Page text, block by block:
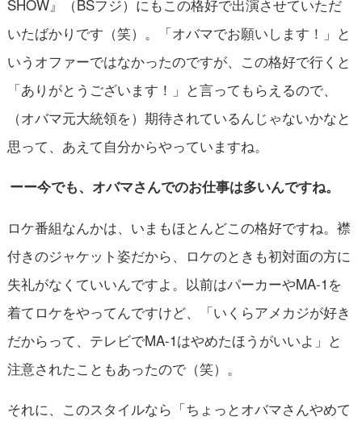
SHOW』（BSフジ）にもこの格好で出演させていただ
いたばかりです（笑）。「オバマでお願いします！」と
いうオファーではなかったのですが、この格好で行くと
「ありがとうございます！」と言ってもらえるので、
（オバマ元大統領を）期待されているんじゃないかなと
思って、あえて自分からやっていますね。
ーー今でも、オバマさんでのお仕事は多いんですね。
ロケ番組なんかは、いまもほとんどこの格好ですね。襟
付きのジャケット姿だから、ロケのときも初対面の方に
失礼がなくていいんですよ。以前はパーカーやMA-1を
着てロケをやってんですけど、「いくらアメカジが好き
だからって、テレビでMA-1はやめたほうがいいよ」と
注意されたこともあったので（笑）。
それに、このスタイルなら「ちょっとオバマさんやめて